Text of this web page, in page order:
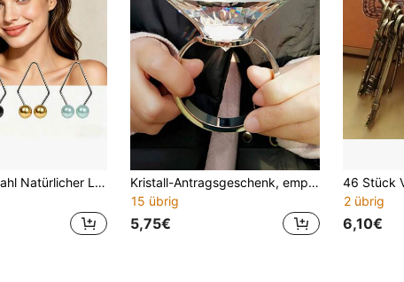
1 Stück Edelstahl Natürlicher Lächeln Grübchen Trainer, bequemes Grübchen-Formungsgerät, wiederverwendbarer Gesicht-Grübchen-Trainer, tragbares Grübchen-Erzeugungs-Werkzeug, einfach für den täglichen Trainingsgebrauch von Frauen
Kristall-Antragsgeschenk, empfohlenes Valentinstagsgeschenk für Freundin/Ehefrau, DIY kreative Paarringe, Valentinstags-Überraschung großer Diamantring Geschenk
15 übrig
5,75€
2 übrig
6,10€